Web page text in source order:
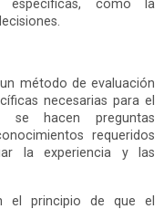
específicas, como la
método de evaluación
necesarias para el
se hacen preguntas
requeridos
la experiencia y las
el principio de que el